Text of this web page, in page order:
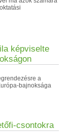
képviselte
a
bajnoksága
csontokra